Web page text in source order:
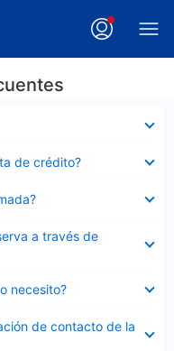
de crédito?
a través de
necesito?
de contacto de la